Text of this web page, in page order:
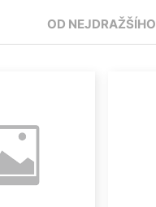
OD NEJDRAŽŠÍHO